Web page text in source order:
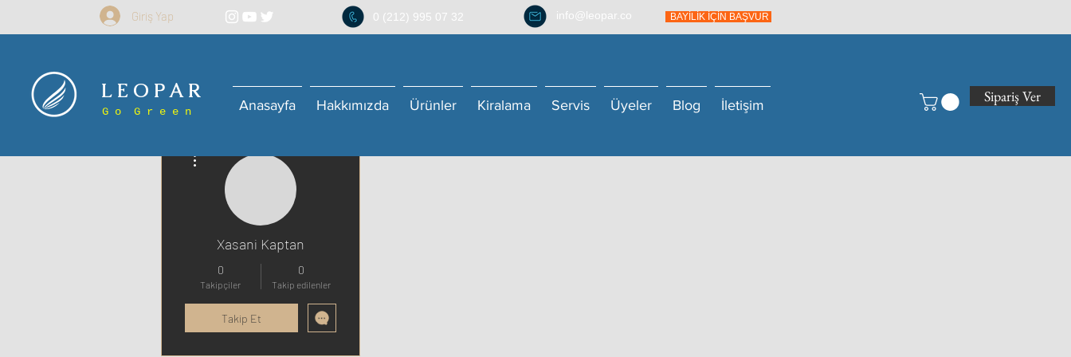
Giriş Yap 0 (212) 995 07 32 info@leopar.co BAYİLİK İÇİN BAŞVUR
L E O P A R
G o G r e e n Anasayfa Hakkımızda Ürünler Kiralama Servis Üyeler Blog İletişim Sipariş Ver
Xasani Kaptan
0
Takipçiler
0
Takip edilenler
Takip Et